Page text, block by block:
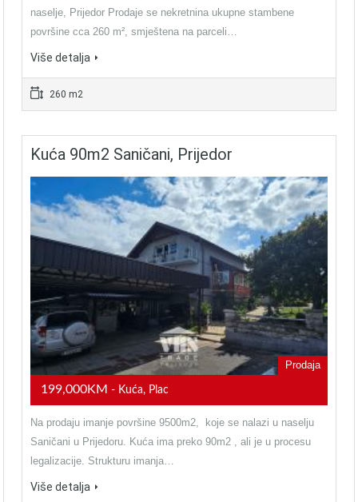
naselje, Prijedor Prodaje se nekretnina ukupne stambene
površine cca 260 m², smještena na parceli…
Više detalja
260 m2
Kuća 90m2 Saničani, Prijedor
Prodaja
199,000KM - Kuća, Plac
Na prodaju imanje površine 9500m2, koje se nalazi u naselju
Saničani u Prijedoru. Kuća ima preko 90m2 , ali je u procesu
legalizacije. Strukturu imanja…
Više detalja